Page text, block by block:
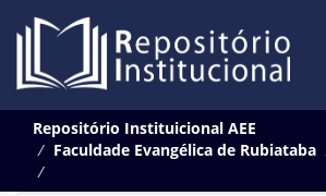
navigation
Repositório Instituicional AEE
Faculdade Evangélica de Rubiataba